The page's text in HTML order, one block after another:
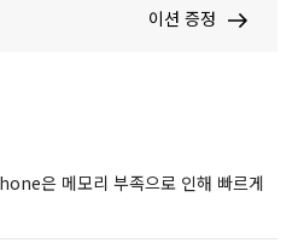
P
이션 증정
은 메모리 부족으로 인해 빠르게